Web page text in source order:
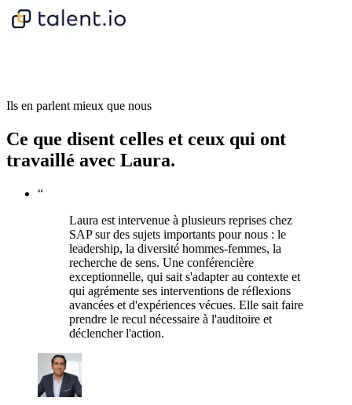
Ils en parlent mieux que nous
Ce que disent celles et ceux qui ont
travaillé avec Laura.
“
Laura est intervenue à plusieurs reprises chez
SAP sur des sujets importants pour nous : le
leadership, la diversité hommes-femmes, la
recherche de sens. Une conférencière
exceptionnelle, qui sait s'adapter au contexte et
qui agrémente ses interventions de réflexions
avancées et d'expériences vécues. Elle sait faire
prendre le recul nécessaire à l'auditoire et
déclencher l'action.